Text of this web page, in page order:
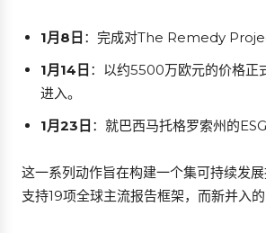
1月8日 ：完成对The Remedy
1月14日 ：以约5500万欧元的价格正
进入。
1月23日 ：就巴西马托格罗索州的
这一系列动作旨在构建一个集可持续发
支持19项全球主流报告框架，而新并入